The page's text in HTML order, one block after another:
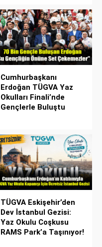
Cumhurbaşkanı
Erdoğan TÜGVA Yaz
Okulları Finali’nde
Gençlerle Buluştu
TÜGVA Eskişehir’den
Dev İstanbul Gezisi:
Yaz Okulu Coşkusu
RAMS Park’a Taşınıyor!